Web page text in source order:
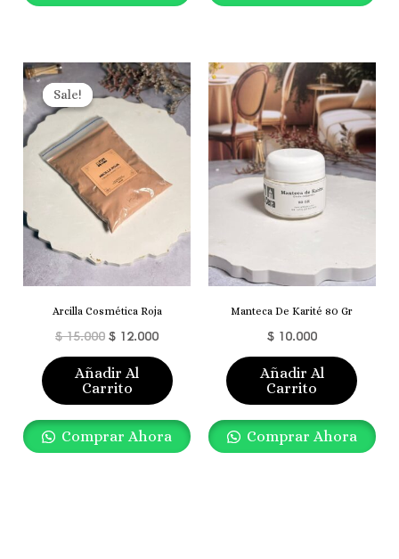
Sale!
Sale!
Arcilla Cosmética Roja
$15.000
Original
Price
Was:
$ 15.000.
$ 12.000
Current
Price
Is:
$ 12.000.
Añadir Al
Carrito
Comprar Ahora
Manteca De Karité 80 Gr
$10.000
Añadir Al
Carrito
Comprar Ahora